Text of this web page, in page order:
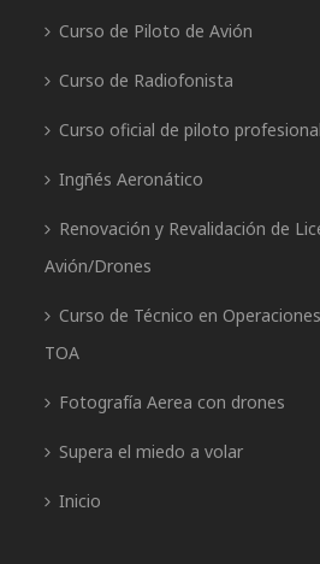
Curso de Piloto de Avión
Curso de Radiofonista
Curso oficial de piloto
Ingñés Aeronático
Renovación y Revalidación de
Avión/Drones
Curso de Técnico en
TOA
Fotografía Aerea con drones
Supera el miedo a volar
Inicio